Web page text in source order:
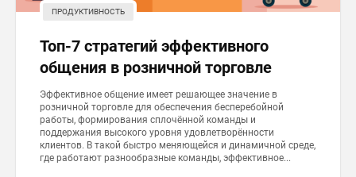
ПРОДУКТИВНОСТЬ
Топ-7 стратегий эффективного
общения в розничной торговле
Эффективное общение имеет решающее значение в
розничной торговле для обеспечения бесперебойной
работы, формирования сплочённой команды и
поддержания высокого уровня удовлетворённости
клиентов. В такой быстро меняющейся и динамичной среде,
где работают разнообразные команды, эффективное...